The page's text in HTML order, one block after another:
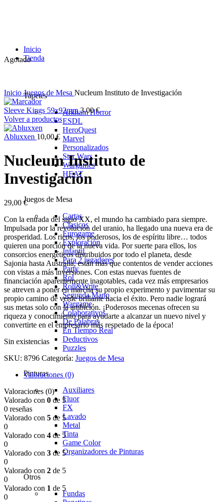
Inicio
Tienda
Tapetes
Arkham Horror
ESDL
HeroQuest
Marvel
Personalizados
Star Wars
Wargames
HEAT
Juegos de Mesa
Cartas
Clasicos
Eurogame
Exploración
Infantil
Para 2 jugadores
Party
Rol
Roll&Write
Segunda Mano
Wargame
Colaborativos
De Palabras
En Tiempo Real
Deductivos
Puzzles
Pinturas
Auxiliares
Fluor
FX
Lavado
Metal
Tinta
Game Color
Organizadores de Pinturas
Otros
Fundas
Agotado
Inicio Juegos de Mesa Nucleum Instituto de Investigación
Sleeve Kings 59x92mm3,00€
Volver a productos
Abluxxen 10,00€
Nucleum Instituto de
Investigación
29,00 €
Con la entrada del siglo XX, el mundo ha cambiado para siempre.
Impulsada por la revolución del uranio, ha llegado una nueva era de
prosperidad. Los ricos, los poderosos, los de espíritu libre… todos
quieren una porción de la nueva vida. Por suerte para ellos, los
consorcios energéticos distribuidos por todo el planeta, desde
Sajonia hasta Australia, están más que contentos de vender acciones
con vistas a más inversiones. Con estas nuevas fuentes de
financiación aparentemente inagotables, cada vez más empresarios
se atreven a poner en marcha su propio experimento y pavimentar su
propio camino de verde brillante hacia el éxito. Pero nadie logrará
sus metas solo con la ambición. ¡Poderosos mecenas ofrecen su
riqueza y conocimiento para ayudarte a alcanzar un nuevo nivel y
convertirte en el empresario más respetado de la época!
Sin existencias
SKU: 8796 Categoría: Juegos de Mesa
Valoraciones (0)
Valoraciones (0)
Valorado con 0 de 5
0 reseñas
Valorado con 5 de 5
0
Valorado con 4 de 5
0
Valorado con 3 de 5
0
Valorado con 2 de 5
0
Valorado con 1 de 5
0